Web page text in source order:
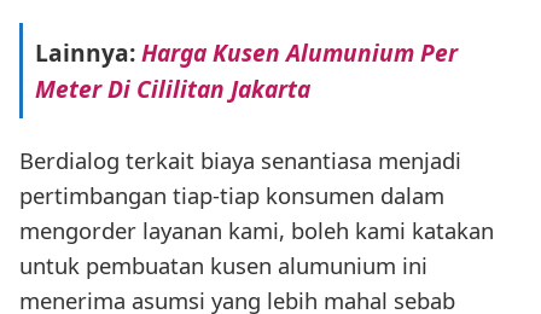
Lainnya:Harga Kusen Alumunium Per
Meter Di Cililitan Jakarta
Berdialog terkait biaya senantiasa menjadi
pertimbangan tiap-tiap konsumen dalam
mengorder layanan kami, boleh kami katakan
untuk pembuatan kusen alumunium ini
menerima asumsi yang lebih mahal sebab